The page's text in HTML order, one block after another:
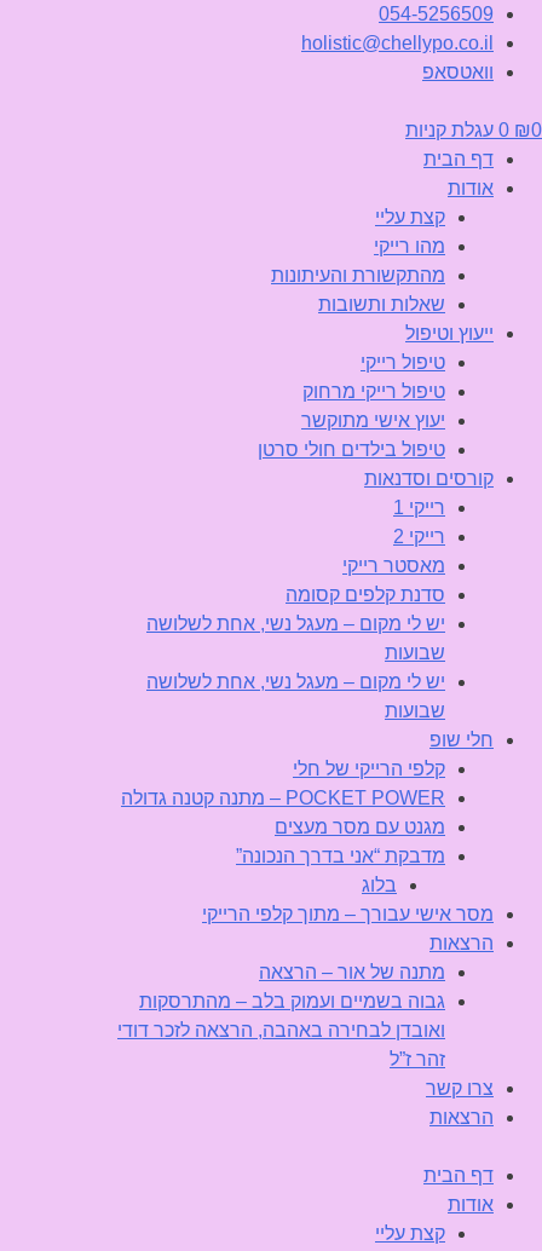
054-5256509
holistic@chellypo.co.il
וואטסאפ
₪0
0 עגלת קניות
דף הבית
אודות
קצת עליי
מהו רייקי
מהתקשורת והעיתונות
שאלות ותשובות
ייעוץ וטיפול
טיפול רייקי
טיפול רייקי מרחוק
יעוץ אישי מתוקשר
טיפול בילדים חולי סרטן
קורסים וסדנאות
רייקי 1
רייקי 2
מאסטר רייקי
סדנת קלפים קסומה
יש לי מקום – מעגל נשי, אחת לשלושה
שבועות
יש לי מקום – מעגל נשי, אחת לשלושה
שבועות
חלי שופ
קלפי הרייקי של חלי
POCKET POWER – מתנה קטנה גדולה
מגנט עם מסר מעצים
מדבקת “אני בדרך הנכונה”
בלוג
מסר אישי עבורך – מתוך קלפי הרייקי
הרצאות
מתנה של אור – הרצאה
גבוה בשמיים ועמוק בלב – מהתרסקות
ואובדן לבחירה באהבה, הרצאה לזכר דודי
זהר ז”ל
צרו קשר
הרצאות
דף הבית
אודות
קצת עליי